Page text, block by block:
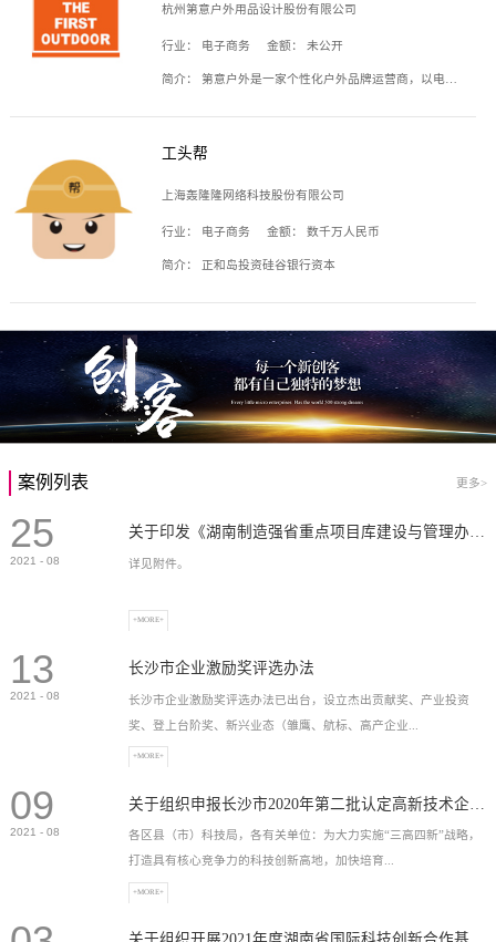
杭州第意户外用品设计股份有限公司
行业： 电子商务 金额： 未公开
简介： 第意户外是一家个性化户外品牌运营商，以电子商务为主要载体，主要从事户外产品的设计、生产、销售业务，产品包含冲锋衣、户外鞋、户外背包等。
工头帮
上海轰隆隆网络科技股份有限公司
行业： 电子商务 金额： 数千万人民币
简介： 正和岛投资硅谷银行资本
案例列表 更多>
25
2021 - 08 详见附件。
+MORE+
13
2021 - 08
长沙市企业激励奖评选办法
长沙市企业激励奖评选办法已出台，设立杰出贡献奖、产业投资
奖、登上台阶奖、新兴业态（雏鹰、航标、高产企业...
）奖等，最高奖励2...
+MORE+
09
2021 - 08
各区县（市）科技局，各有关单位：为大力实施“三高四新”战略，
打造具有核心竞争力的科技创新高地，加快培育...
高新技术企业，充分...
+MORE+